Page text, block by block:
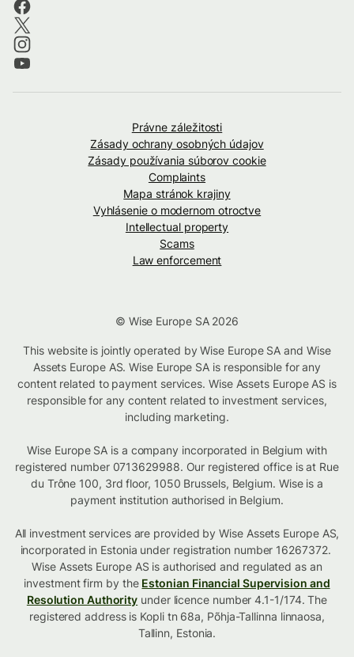
Právne záležitosti
Zásady ochrany osobných údajov
Zásady používania súborov cookie
Complaints
Mapa stránok krajiny
Vyhlásenie o modernom otroctve
Intellectual property
Scams
Law enforcement
© Wise Europe SA 2026
This website is jointly operated by Wise Europe SA and Wise
Assets Europe AS. Wise Europe SA is responsible for any
content related to payment services. Wise Assets Europe AS is
responsible for any content related to investment services,
including marketing.
Wise Europe SA is a company incorporated in Belgium with
registered number 0713629988. Our registered office is at Rue
du Trône 100, 3rd floor, 1050 Brussels, Belgium. Wise is a
payment institution authorised in Belgium.
All investment services are provided by Wise Assets Europe AS,
incorporated in Estonia under registration number 16267372.
Wise Assets Europe AS is authorised and regulated as an
investment firm by the Estonian Financial Supervision and
Resolution Authority under licence number 4.1-1/174. The
registered address is Kopli tn 68a, Põhja-Tallinna linnaosa,
Tallinn, Estonia.